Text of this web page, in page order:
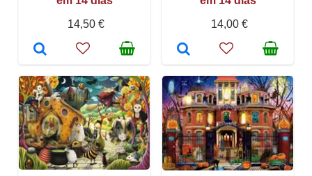
14,50 €
14,00 €